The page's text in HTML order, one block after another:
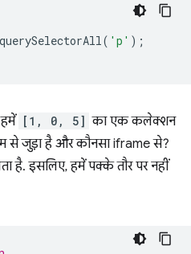
querySelectorAll( 'p' );
[1, 0, 5] का एक कलेक्शन
से जुड़ा है और कौनसा iframe से?
है. इसलिए, हमें पक्के तौर पर नहीं